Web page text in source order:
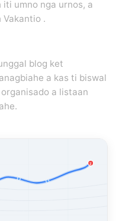
umno nga urnos, a
.
blog ket
a kas ti biswal
a listaan
Z